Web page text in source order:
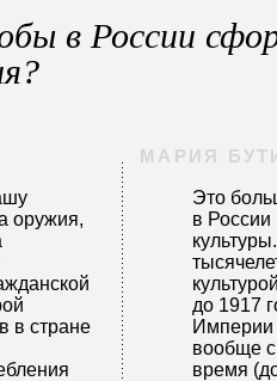
в России
оружия,
в стране
МАРИЯ
Это
в России
до 1917
Империи
вообще
время